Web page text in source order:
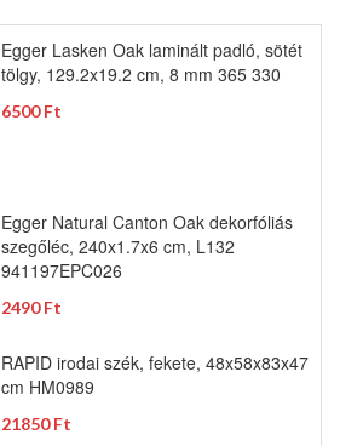
Egger Lasken Oak laminált padló, sötét
tölgy, 129.2x19.2 cm, 8 mm 365 330
6500 Ft
Egger Natural Canton Oak dekorfóliás
szegőléc, 240x1.7x6 cm, L132
941197EPC026
2490 Ft
RAPID irodai szék, fekete, 48x58x83x47
cm HM0989
21850 Ft